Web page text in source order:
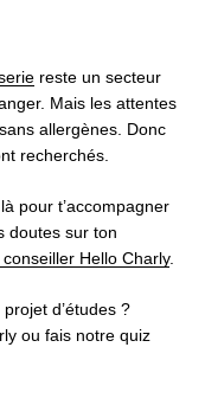
reste un secteur
Mais les attentes
allergènes. Donc
recherchés.
pour t’accompagner
doutes sur ton
Hello Charly.
d’études ?
ou fais notre quiz